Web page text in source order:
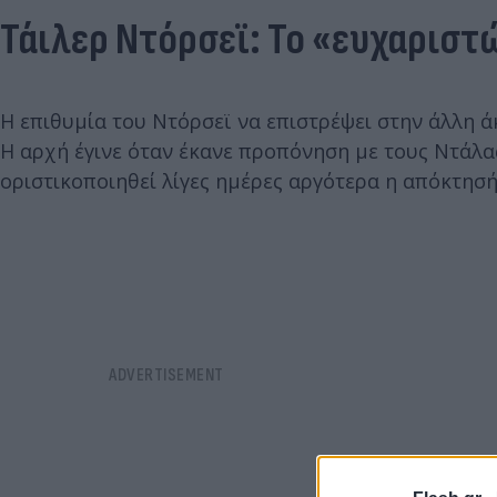
Τάιλερ Ντόρσεϊ: Το
Η επιθυμία του Ντόρσεϊ να επιστρέψει στην άλλη
Η αρχή έγινε όταν έκανε προπόνηση με τους
οριστικοποιηθεί λίγες ημέρες αργότερα η